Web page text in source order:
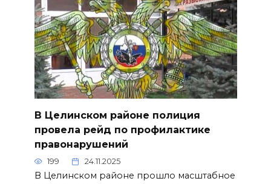
В Целинском районе полиция
провела рейд по профилактике
правонарушений
199 24.11.2025
В Целинском районе прошло масштабное